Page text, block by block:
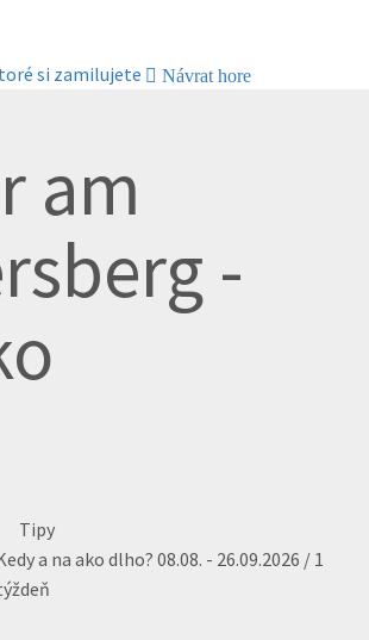
si zamilujete Návrat hore
am
-
Tipy
a na ako dlho?08.08. - 26.09.2026 / 1